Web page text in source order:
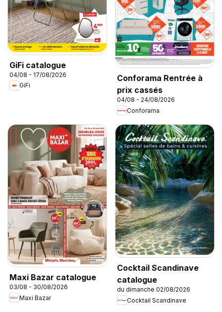
GiFi catalogue
04/08 - 17/08/2026
GiFi
Conforama Rentrée à
prix cassés
04/08 - 24/08/2026
Conforama
Maxi Bazar catalogue
03/08 - 30/08/2026
Maxi Bazar
Cocktail Scandinave
catalogue
du dimanche 02/08/2026
Cocktail Scandinave